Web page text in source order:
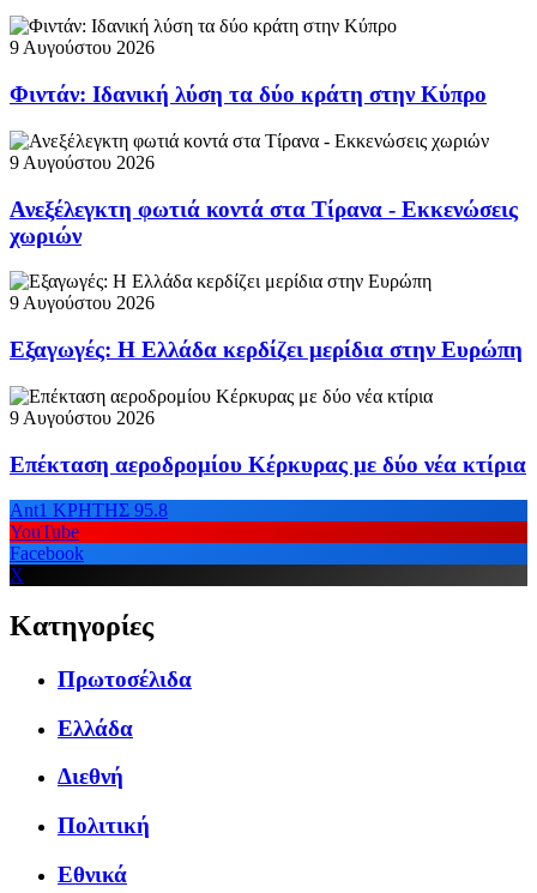
9 Αυγούστου 2026
Φιντάν: Ιδανική λύση τα δύο κράτη στην Κύπρο
9 Αυγούστου 2026
Ανεξέλεγκτη φωτιά κοντά στα Τίρανα - Εκκενώσεις
χωριών
9 Αυγούστου 2026
Εξαγωγές: Η Ελλάδα κερδίζει μερίδια στην Ευρώπη
9 Αυγούστου 2026
Επέκταση αεροδρομίου Κέρκυρας με δύο νέα κτίρια
Ant1 ΚΡΗΤΗΣ 95.8
YouTube
Facebook
X
Κατηγορίες
Πρωτοσέλιδα
Ελλάδα
Διεθνή
Πολιτική
Εθνικά